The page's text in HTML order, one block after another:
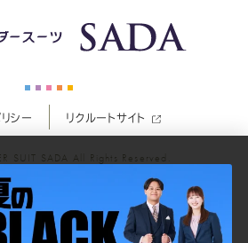
ス
ー
ツ
SADA
の
ス
ー
ツ
SADA
の
ス
ツ
SADA
の
ス
ツ
SADA
の
シー リクルートサイト
SUIT SADA All Rights Reserved.